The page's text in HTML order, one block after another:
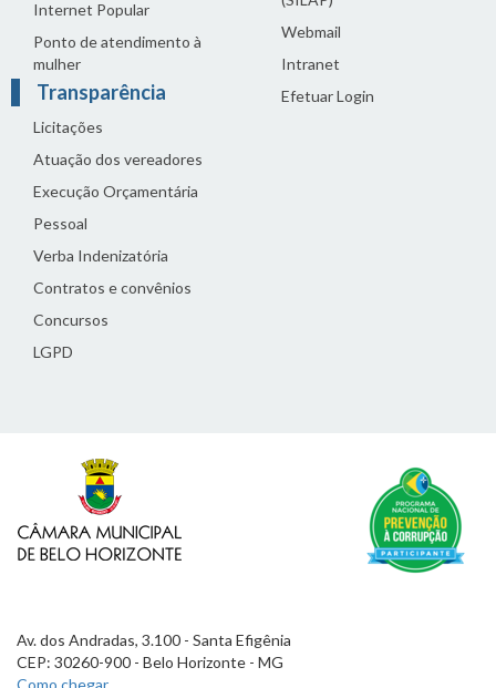
Internet Popular
Ponto de atendimento à
mulher
Transparência
Licitações
Atuação dos vereadores
Execução Orçamentária
Pessoal
Verba Indenizatória
Contratos e convênios
Concursos
LGPD
Webmail
Intranet
Efetuar Login
Av. dos Andradas, 3.100 - Santa Efigênia
CEP: 30260-900 - Belo Horizonte - MG